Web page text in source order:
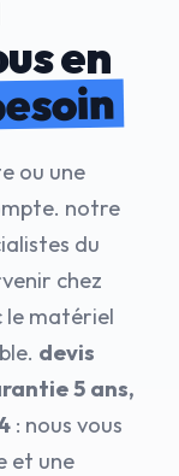
en
ou une
notre
du
chez
le matériel
devis
5 ans,
: nous vous
et une